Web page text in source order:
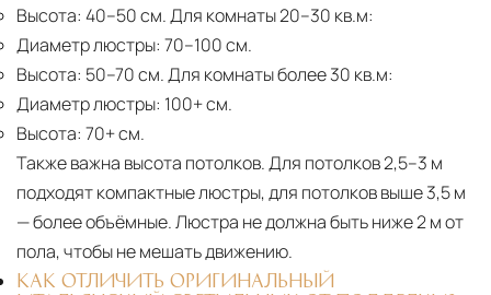
Высота: 40–50 см. Для комнаты 20–30 кв.м:
Диаметр люстры: 70–100 см.
Высота: 50–70 см. Для комнаты более 30 кв.м:
Диаметр люстры: 100+ см.
Высота: 70+ см.
Также важна высота потолков. Для потолков 2,5–3 м
подходят компактные люстры, для потолков выше 3,5 м
— более объёмные. Люстра не должна быть ниже 2 м от
пола, чтобы не мешать движению.
КАК ОТЛИЧИТЬ ОРИГИНАЛЬНЫЙ